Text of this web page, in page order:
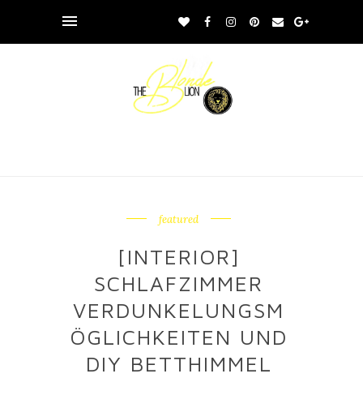
featured
[INTERIOR]
SCHLAFZIMMER
VERDUNKELUNGSM
ÖGLICHKEITEN UND
DIY BETTHIMMEL